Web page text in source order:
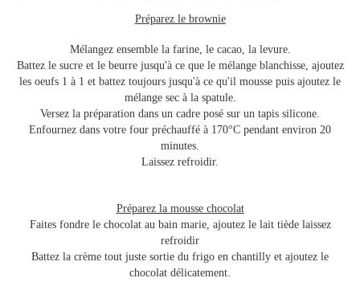
Préparez le brownie
Mélangez ensemble la farine, le cacao, la levure.
Battez le sucre et le beurre jusqu'à ce que le mélange blanchisse, ajoutez
les oeufs 1 à 1 et battez toujours jusqu'à ce qu'il mousse puis ajoutez le
mélange sec à la spatule.
Versez la préparation dans un cadre posé sur un tapis silicone.
Enfournez dans votre four préchauffé à 170°C pendant environ 20
minutes.
Laissez refroidir.
Préparez la mousse chocolat
Faites fondre le chocolat au bain marie, ajoutez le lait tiède laissez
refroidir
Battez la crème tout juste sortie du frigo en chantilly et ajoutez le
chocolat délicatement.